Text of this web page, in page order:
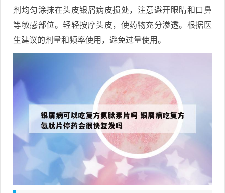
剂均匀涂抹在头皮银屑病皮损处，注意避开眼睛和口鼻
等敏感部位。轻轻按摩头皮，使药物充分渗透。根据医
生建议的剂量和频率使用，避免过量使用。